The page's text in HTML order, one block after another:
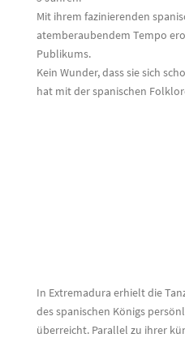
Mit ihrem fazinierenden
atemberaubendem Tempo
Publikums.
Kein Wunder, dass sie sich
hat mit der spanischen
In Extremadura erhielt die
des spanischen Königs
überreicht. Parallel zu ihrer